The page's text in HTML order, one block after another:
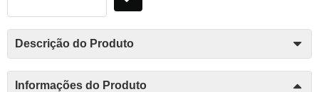
Descrição do Produto
Informações do Produto